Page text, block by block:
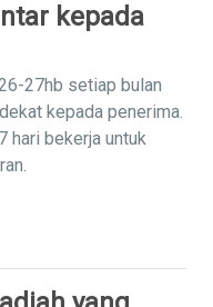
kepada
27hb setiap bulan
kepada penerima.
hari bekerja untuk